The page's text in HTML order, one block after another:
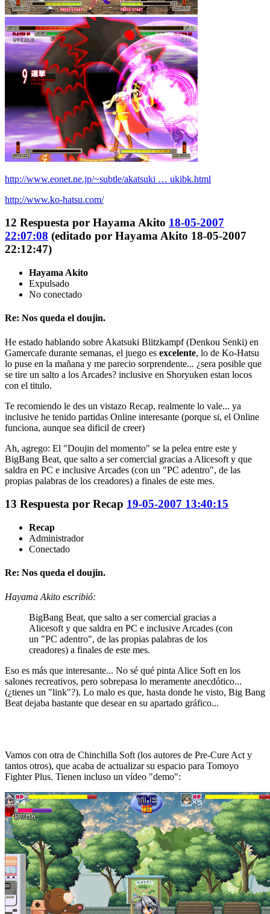
http://www.eonet.ne.jp/~subtle/akatsuki … ukibk.html
http://www.ko-hatsu.com/
12 Respuesta por Hayama Akito 18-05-2007
22:07:08 (editado por Hayama Akito 18-05-2007
22:12:47)
Hayama Akito
Expulsado
No conectado
Re: Nos queda el doujin.
He estado hablando sobre Akatsuki Blitzkampf (Denkou Senki) en
Gamercafe durante semanas, el juego es excelente, lo de Ko-Hatsu
lo puse en la mañana y me parecio sorprendente... ¿sera posible que
se tire un salto a los Arcades? inclusive en Shoryuken estan locos
con el titulo.
Te recomiendo le des un vistazo Recap, realmente lo vale... ya
inclusive he tenido partidas Online interesante (porque si, el Online
funciona, aunque sea dificil de creer)
Ah, agrego: El "Doujin del momento" se la pelea entre este y
BigBang Beat, que salto a ser comercial gracias a Alicesoft y que
saldra en PC e inclusive Arcades (con un "PC adentro", de las
propias palabras de los creadores) a finales de este mes.
13 Respuesta por Recap 19-05-2007 13:40:15
Recap
Administrador
Conectado
Re: Nos queda el doujin.
Hayama Akito escribió:
BigBang Beat, que salto a ser comercial gracias a
Alicesoft y que saldra en PC e inclusive Arcades (con
un "PC adentro", de las propias palabras de los
creadores) a finales de este mes.
Eso es más que interesante... No sé qué pinta Alice Soft en los
salones recreativos, pero sobrepasa lo meramente anecdótico...
(¿tienes un "link"?). Lo malo es que, hasta donde he visto, Big Bang
Beat dejaba bastante que desear en su apartado gráfico...
Vamos con otra de Chinchilla Soft (los autores de Pre-Cure Act y
tantos otros), que acaba de actualizar su espacio para Tomoyo
Fighter Plus. Tienen incluso un vídeo "demo":